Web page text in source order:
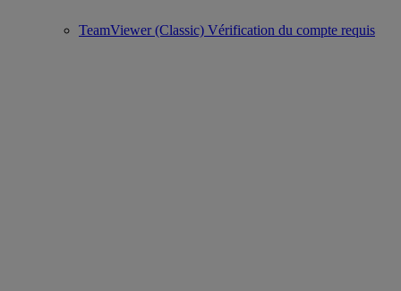
TeamViewer (Classic) Vérification du compte requis